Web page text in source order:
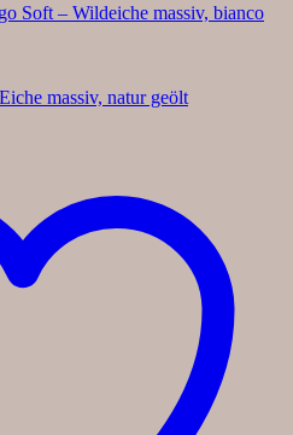
Soft – Wildeiche massiv, bianco